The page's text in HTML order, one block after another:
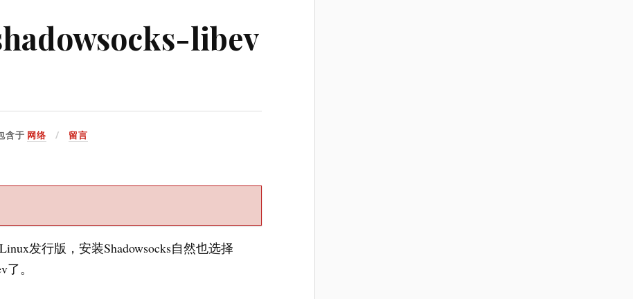
libev
含于 网络 留言
发行版，安装Shadowsocks自然也选择
。